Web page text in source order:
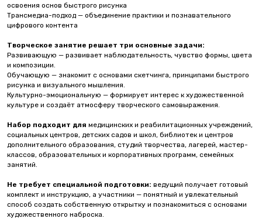
освоения основ быстрого рисунка
Трансмедиа-подход — объединение практики и познавательного
цифрового контента
Творческое занятие решает три основные задачи:
Развивающую — развивает наблюдательность, чувство формы, цвета
и композиции.
Обучающую — знакомит с основами скетчинга, принципами быстрого
рисунка и визуального мышления.
Культурно-эмоциональную — формирует интерес к художественной
культуре и создаёт атмосферу творческого самовыражения.
Набор подходит для медицинских и реабилитационных учреждений,
социальных центров, детских садов и школ, библиотек и центров
дополнительного образования, студий творчества, лагерей, мастер-
классов, образовательных и корпоративных программ, семейных
занятий.
Не требует специальной подготовки: ведущий получает готовый
комплект и инструкцию, а участники — понятный и увлекательный
способ создать собственную открытку и познакомиться с основами
художественного наброска.